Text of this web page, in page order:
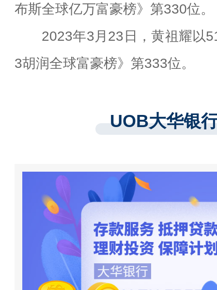
布斯全球亿万富豪榜》第330位。
2023年3月23日，黄祖耀以
3胡润全球富豪榜》第333位。
UOB大华银